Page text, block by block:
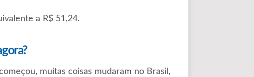
a R$ 51,24.
muitas coisas mudaram no Brasil,